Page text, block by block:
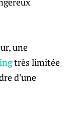
une
très limitée
d’une